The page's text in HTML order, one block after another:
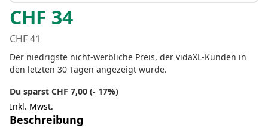
CHF 34
CHF41
Der niedrigste nicht-werbliche Preis, der vidaXL-Kunden in
den letzten 30 Tagen angezeigt wurde.
Du sparst CHF 7,00 (- 17%)
Inkl. Mwst.
Beschreibung